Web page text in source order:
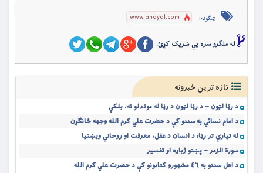
ټیګونه: www.andyal.com
له ملگرو سره یي شریک کړئ.
تازه ترین خبرونه
د رڼا لټون – د رڼا لټون د رڼا له موندلو نه، بلکې
د امام نسائي په سننو کې د حضرت علي کرم الله وجهه ځانګړن
له تیارې تر رڼا؛ د انسان د عقل، معرفت او روحاني ویښتیا
سورة الزمر – پښتو ژباړه او تفسیر
د اهل سنتو په ٤٦ مشهورو کتابونو کې د حضرت علي کرم الله